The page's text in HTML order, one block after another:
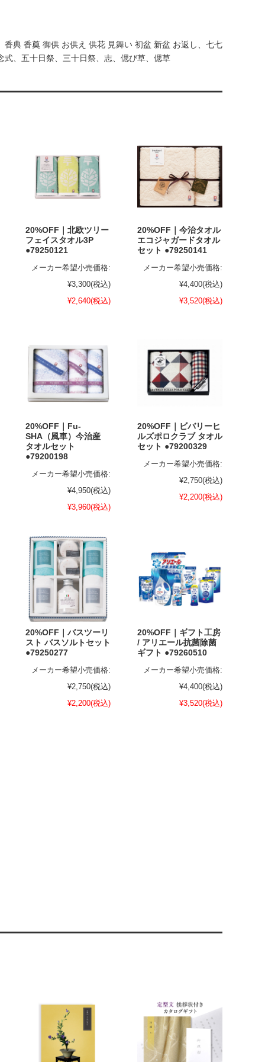
典 香奠 御供 お供え 供花 見舞い 初盆 新盆 お返し、七七
、五十日祭、三十日祭、志、偲び草、偲草
20%OFF｜北欧ツリー
フェイスタオル3P
●79250121
メーカー希望小売価格:
¥3,300(税込)
¥2,640(税込)
20%OFF｜今治タオル
エコジャガードタオル
セット ●79250141
メーカー希望小売価格:
¥4,400(税込)
¥3,520(税込)
20%OFF｜Fu-
SHA（風車）今治産
タオルセット
●79200198
メーカー希望小売価格:
¥4,950(税込)
¥3,960(税込)
20%OFF｜ビバリーヒ
ルズポロクラブ タオル
セット ●79200329
メーカー希望小売価格:
¥2,750(税込)
¥2,200(税込)
20%OFF｜バスツーリ
スト バスソルトセット
●79250277
メーカー希望小売価格:
¥2,750(税込)
¥2,200(税込)
20%OFF｜ギフト工房
/ アリエール抗菌除菌
ギフト ●79260510
メーカー希望小売価格:
¥4,400(税込)
¥3,520(税込)